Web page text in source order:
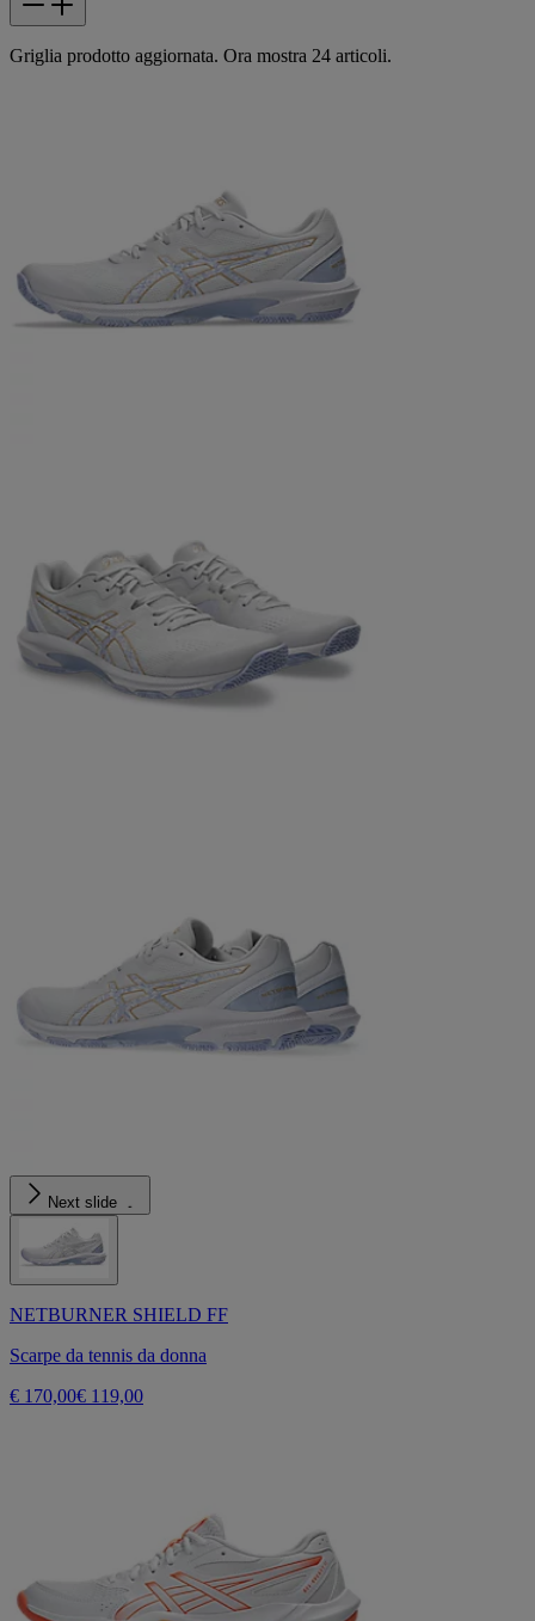
Griglia prodotto aggiornata. Ora mostra 24 articoli.
Next slide
NETBURNER SHIELD FF
Scarpe da tennis da donna
€ 170,00€ 119,00